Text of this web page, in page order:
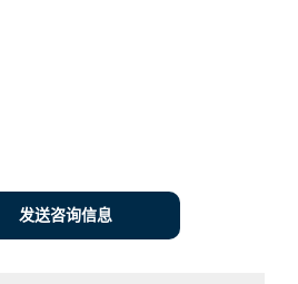
发送咨询信息